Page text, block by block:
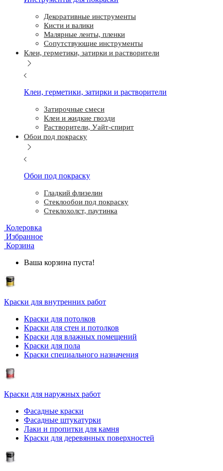
Декоративные инструменты
Кисти и валики
Малярные ленты, пленки
Сопутствующие инструменты
Клеи, герметики, затирки и растворители
Клеи, герметики, затирки и растворители
Затирочные смеси
Клеи и жидкие гвозди
Растворители, Уайт-спирит
Обои под покраску
Обои под покраску
Гладкий флизелин
Стеклообои под покраску
Стеклохолст, паутинка
Колеровка
Избранное
Корзина
Ваша корзина пуста!
Краски для внутренних работ
Краски для потолков
Краски для стен и потолков
Краски для влажных помещений
Краски для пола
Краски специального назначения
Краски для наружных работ
Фасадные краски
Фасадные штукатурки
Лаки и пропитки для камня
Краски для деревянных поверхностей